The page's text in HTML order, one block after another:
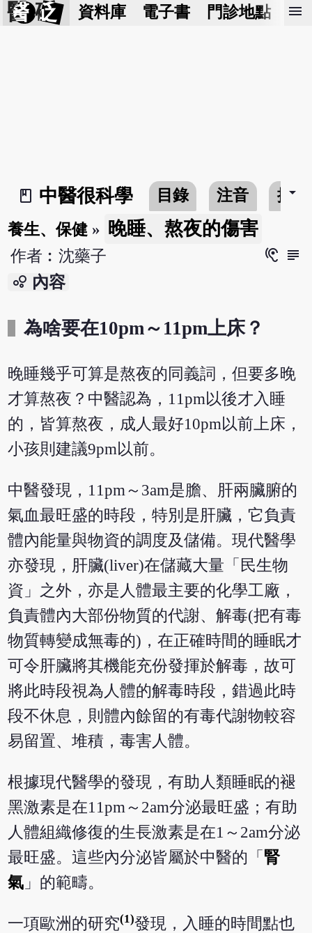
醫 砭 資料庫 電子書 門診地點 預
menu
book_2
中醫很科學 目錄 注音 搜尋
arrow_drop_down
養生、保健 » 晚睡、熬夜的傷害
作者︰沈藥子 hearing subject
bubble_chart 內容
為啥要在10pm～11pm上床？
晚睡幾乎可算是熬夜的同義詞，但要多晚
才算熬夜？中醫認為，11pm以後才入睡
的，皆算熬夜，成人最好10pm以前上床，
小孩則建議9pm以前。
中醫發現，11pm～3am是膽、肝兩臟腑的
氣血最旺盛的時段，特別是肝臟，它負責
體內能量與物資的調度及儲備。現代醫學
亦發現，肝臟(liver)在儲藏大量「民生物
資」之外，亦是人體最主要的化學工廠，
負責體內大部份物質的代謝、解毒(把有毒
物質轉變成無毒的)，在正確時間的睡眠才
可令肝臟將其機能充份發揮於解毒，故可
將此時段視為人體的解毒時段，錯過此時
段不休息，則體內餘留的有毒代謝物較容
易留置、堆積，毒害人體。
根據現代醫學的發現，有助人類睡眠的褪
黑激素是在11pm～2am分泌最旺盛；有助
人體組織修復的生長激素是在1～2am分泌
最旺盛。這些內分泌皆屬於中醫的「 腎
氣 」的範疇。
一項歐洲的研究(1)發現，入睡的時間點也